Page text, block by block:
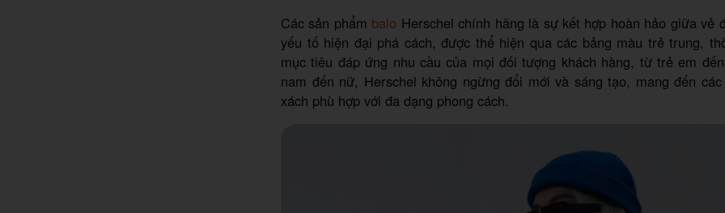
Các sản phẩm balo Herschel chính hãng là sự kết hợp hoàn hảo giữa vẻ
yếu tố hiện đại phá cách, được thể hiện qua các bảng màu trẻ trung,
mục tiêu đáp ứng nhu cầu của mọi đối tượng khách hàng, từ trẻ em
nam đến nữ, Herschel không ngừng đổi mới và sáng tạo, mang đến
xách phù hợp với đa dạng phong cách.